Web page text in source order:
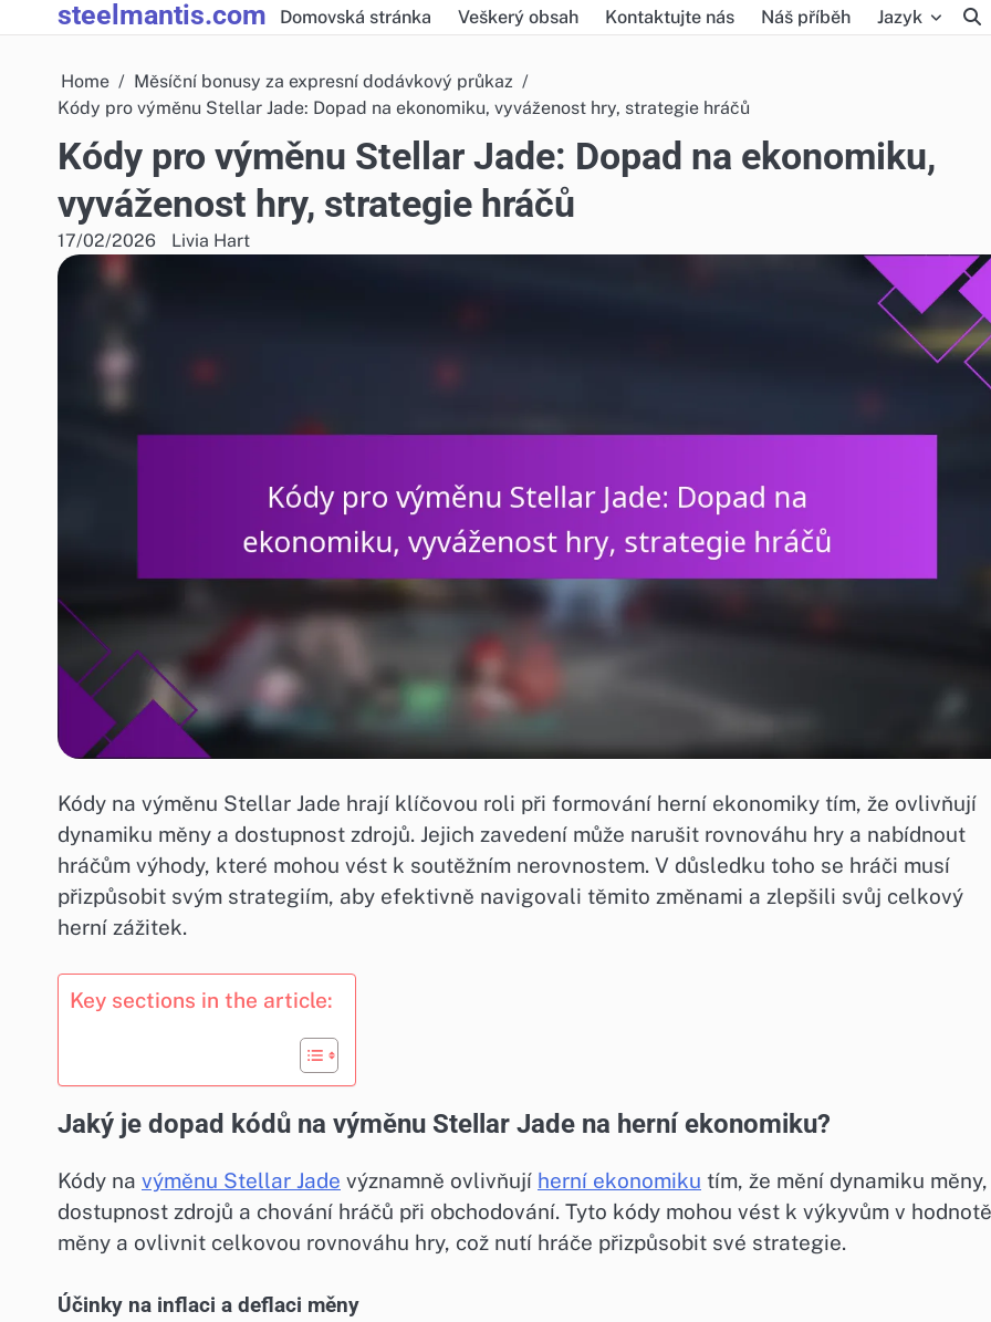
to
steelmantis.com Domovská stránka Veškerý obsah Kontaktujte nás Náš příběh Jazyk
Home
Měsíční bonusy za expresní dodávkový průkaz
Kódy pro výměnu Stellar Jade: Dopad na ekonomiku, vyváženost hry, strategie hráčů
Kódy pro výměnu Stellar Jade: Dopad na ekonomiku,
vyváženost hry, strategie hráčů
17/02/2026 Livia Hart
Kódy na výměnu Stellar Jade hrají klíčovou roli při formování herní ekonomiky tím, že ovlivňují
dynamiku měny a dostupnost zdrojů. Jejich zavedení může narušit rovnováhu hry a nabídnout
hráčům výhody, které mohou vést k soutěžním nerovnostem. V důsledku toho se hráči musí
přizpůsobit svým strategiím, aby efektivně navigovali těmito změnami a zlepšili svůj celkový
herní zážitek.
Key sections in the article:
Jaký je dopad kódů na výměnu Stellar Jade na herní ekonomiku?
Kódy na výměnu Stellar Jade významně ovlivňují herní ekonomiku tím, že mění dynamiku měny,
dostupnost zdrojů a chování hráčů při obchodování. Tyto kódy mohou vést k výkyvům v hodnotě
měny a ovlivnit celkovou rovnováhu hry, což nutí hráče přizpůsobit své strategie.
Účinky na inflaci a deflaci měny